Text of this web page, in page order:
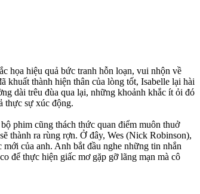
họa hiệu quả bức tranh hỗn loạn, vui nhộn về
thành hiện thân của lòng tốt, Isabelle lại hài
dài trêu đùa qua lại, những khoảnh khắc ít ỏi đó
thực sự xúc động.
phim cũng thách thức quan điểm muôn thuở
thành ra rùng rợn. Ở đây, Wes (Nick Robinson),
của anh. Anh bắt đầu nghe những tin nhắn
để thực hiện giấc mơ gặp gỡ lãng mạn mà cô